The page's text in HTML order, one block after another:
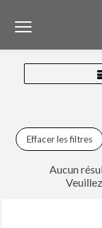
Effacer les filtres
Aucun